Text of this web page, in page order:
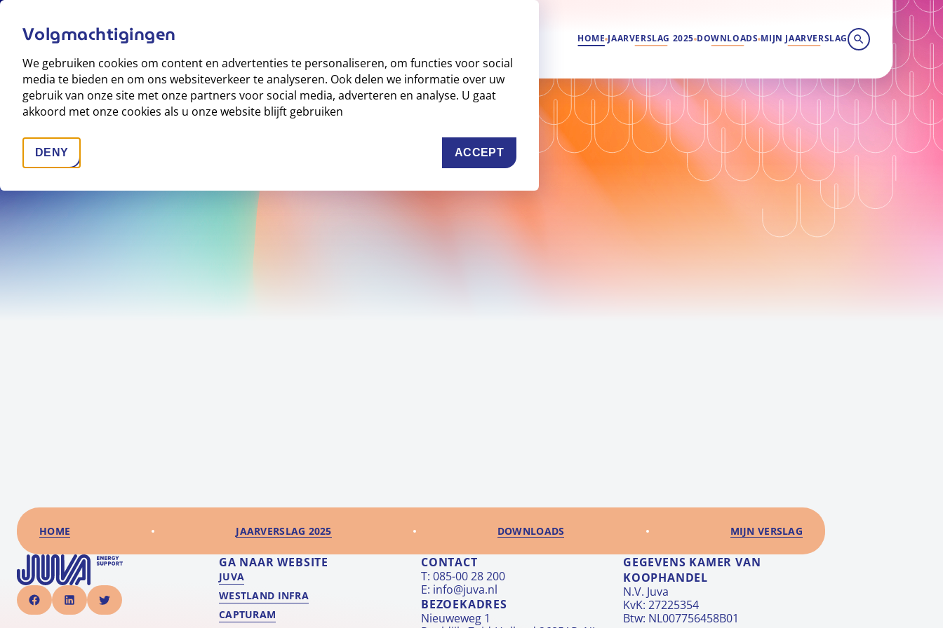
Volgmachtigingen
We gebruiken cookies om content en advertenties te personaliseren, om functies voor social
media te bieden en om ons websiteverkeer te analyseren. Ook delen we informatie over uw
gebruik van onze site met onze partners voor social media, adverteren en analyse. U gaat
akkoord met onze cookies als u onze website blijft gebruiken
DENYTRACKING SCRIPTS ACCEPTTRACKING SCRIPTS, THIS WILL RELOAD THE PAGE.
HOME JAARVERSLAG 2025 DOWNLOADS MIJN JAARVERSLAG Zoeken
Profiel
Deel dit artikel
HOME JAARVERSLAG 2025 DOWNLOADS MIJN VERSLAG
GA NAAR WEBSITE
JUVA
WESTLAND INFRA
CAPTURAM
CONTACT
T: 085-00 28 200
E: info@juva.nl
BEZOEKADRES
Nieuweweg 1
GEGEVENS KAMER VAN
KOOPHANDEL
N.V. Juva
KvK: 27225354
Btw: NL007756458B01